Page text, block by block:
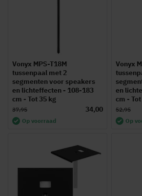
Vonyx MPS-T18M
tussenpaal met 2
segmenten voor speakers
en lichteffecten - 108-183
cm - Tot 35 kg
34,00
37,95
Op voorraad
Vonyx
en
cm -
52,95
Op